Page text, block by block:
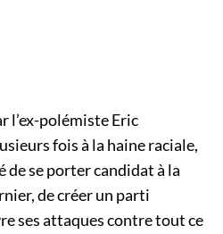
l’ex-polémiste Eric
fois à la haine raciale,
de se porter candidat à la
de créer un parti
ses attaques contre tout ce